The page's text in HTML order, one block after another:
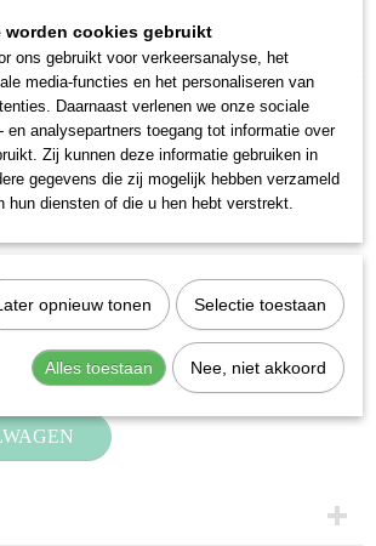
>Gradenboogsleutels>
714/100
worden cookies gebruikt
ons gebruikt voor verkeersanalyse, het
media-functies en het personaliseren van
Daarnaast verlenen we onze sociale
en analysepartners toegang tot informatie over
Zij kunnen deze informatie gebruiken in
gegevens die zij mogelijk hebben verzameld
hun diensten of die u hen hebt verstrekt.
opnieuw tonen Selectie toestaan
Alles toestaan Nee, niet akkoord